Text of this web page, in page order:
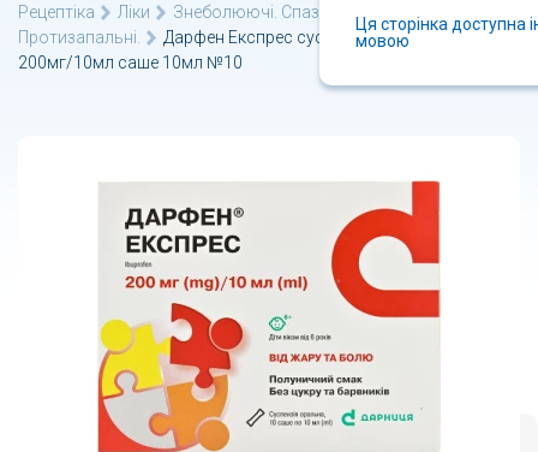
Ця сторінка доступна
мовою
Рецептіка Ліки
Знеболюючі. Спазмолітики.
Протизапальні.
Дарфен Експрес суспензія оральна
200мг/10мл саше 10мл №10